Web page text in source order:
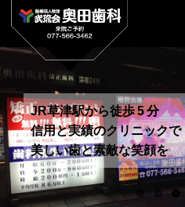
JR草津駅から徒歩 5 分
信用と実績のクリニックで
美しい歯と素敵な笑顔を